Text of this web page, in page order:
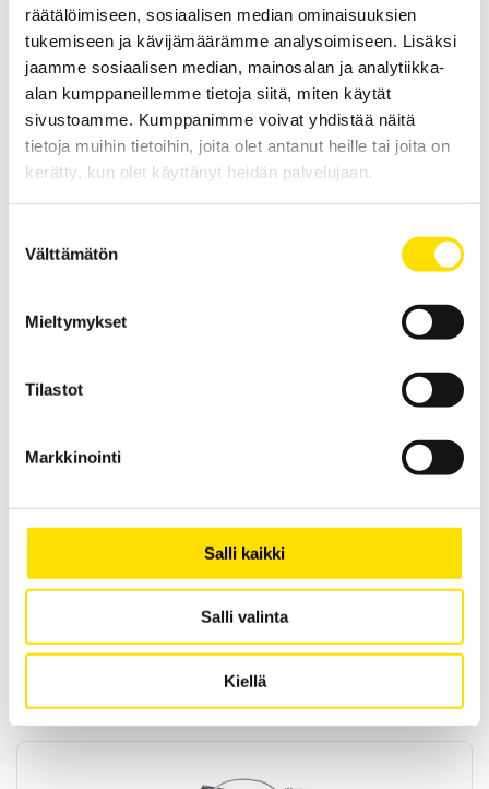
räätälöimiseen, sosiaalisen median ominaisuuksien
tukemiseen ja kävijämäärämme analysoimiseen. Lisäksi
jaamme sosiaalisen median, mainosalan ja analytiikka-
alan kumppaneillemme tietoja siitä, miten käytät
sivustoamme. Kumppanimme voivat yhdistää näitä
tietoja muihin tietoihin, joita olet antanut heille tai joita on
kerätty, kun olet käyttänyt heidän palvelujaan.
valinta
Välttämätön
Mieltymykset
Tilastot
Markkinointi
Salli kaikki
Salli valinta
Kiellä
480.00 €
through
990.00 €
Liikuteltavissa oleva KERN VHB lavavaaka on vankka ja
taloudellinen vaaka kuormalavojen punnitsemiseen.
1 930.00
KERN UFB Lavavaaka
KERN UFB lavavaaka on vankka ja taloudellinen vaaka
kuormalavojen punnitsemiseen. Maksimaalinen kapasiteetti jopa